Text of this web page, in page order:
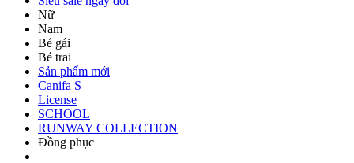
Nữ
Nam
Bé gái
Bé trai
Sản phẩm mới
Canifa S
License
SCHOOL
RUNWAY COLLECTION
Đồng phục